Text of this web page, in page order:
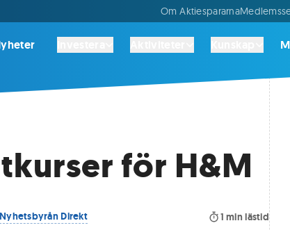
Om Aktiespararna
för H&M
Direkt 1 min lästid